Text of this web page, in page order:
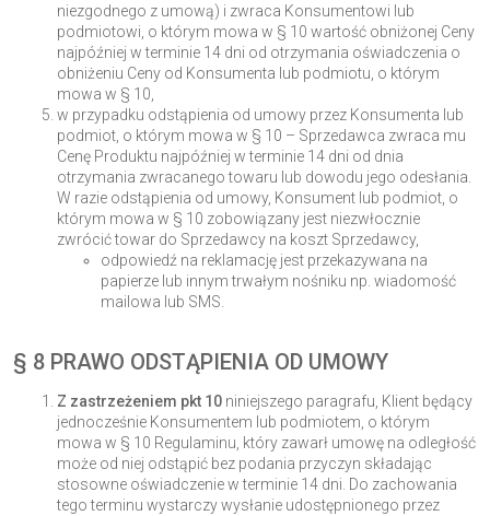
niezgodnego z umową) i zwraca Konsumentowi lub
podmiotowi, o którym mowa w § 10 wartość obniżonej Ceny
najpóźniej w terminie 14 dni od otrzymania oświadczenia o
obniżeniu Ceny od Konsumenta lub podmiotu, o którym
mowa w § 10,
w przypadku odstąpienia od umowy przez Konsumenta lub
podmiot, o którym mowa w § 10 – Sprzedawca zwraca mu
Cenę Produktu najpóźniej w terminie 14 dni od dnia
otrzymania zwracanego towaru lub dowodu jego odesłania.
W razie odstąpienia od umowy, Konsument lub podmiot, o
którym mowa w § 10 zobowiązany jest niezwłocznie
zwrócić towar do Sprzedawcy na koszt Sprzedawcy,
odpowiedź na reklamację jest przekazywana na
papierze lub innym trwałym nośniku np. wiadomość
mailowa lub SMS.
§ 8 PRAWO ODSTĄPIENIA OD UMOWY
Z zastrzeżeniem pkt 10 niniejszego paragrafu, Klient będący
jednocześnie Konsumentem lub podmiotem, o którym
mowa w § 10 Regulaminu, który zawarł umowę na odległość
może od niej odstąpić bez podania przyczyn składając
stosowne oświadczenie w terminie 14 dni. Do zachowania
tego terminu wystarczy wysłanie udostępnionego przez